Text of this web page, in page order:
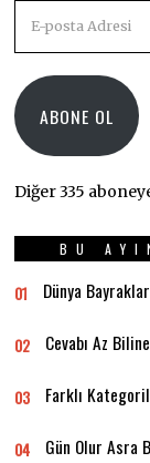
posta
ABONE OL
Diğer 335
BU
01 Dünya
02 Cevabı Az
03 Farklı
04 Gün Olur Asra